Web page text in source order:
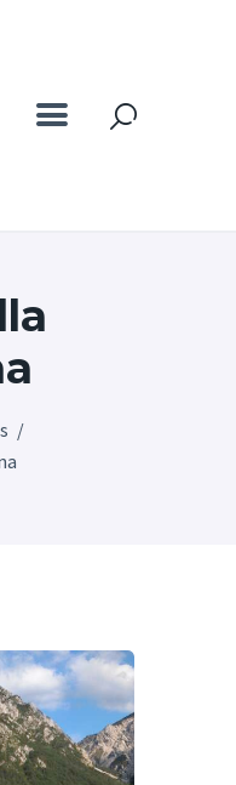
film locations